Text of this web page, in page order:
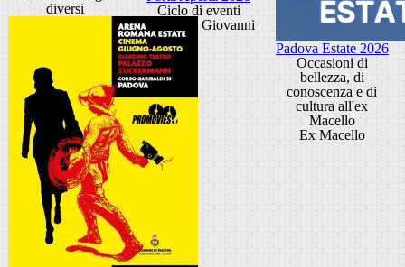
diversi
Ciclo di eventi
Porta San Giovanni
Padova Estate 2026
Occasioni di
bellezza, di
conoscenza e di
cultura all'ex
Macello
Ex Macello